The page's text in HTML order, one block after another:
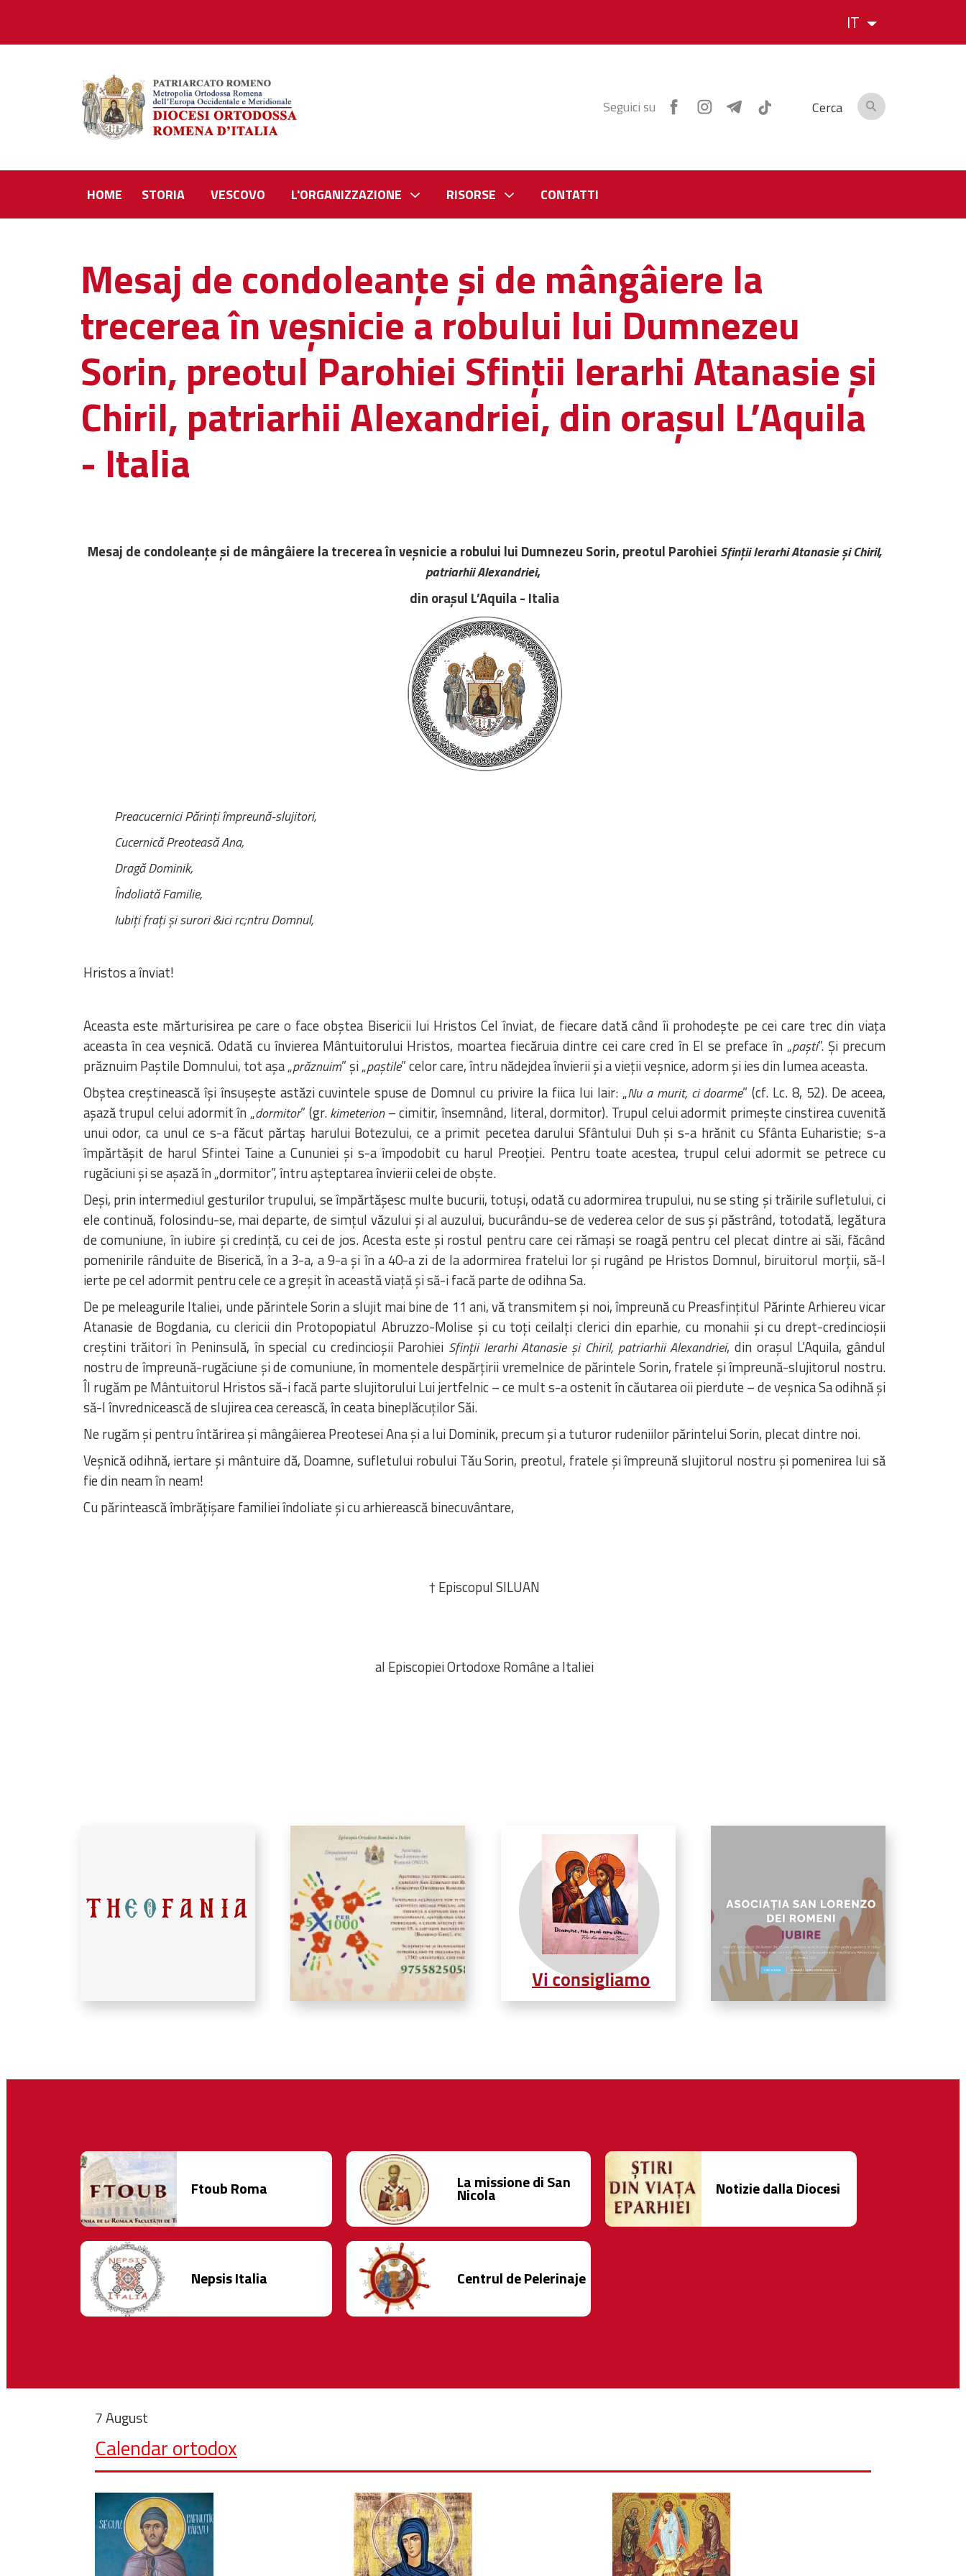
IT
Seguici su Cerca
HOME STORIA VESCOVO L'ORGANIZZAZIONE RISORSE CONTATTI
Mesaj de condoleanțe și de mângâiere la
trecerea în veșnicie a robului lui Dumnezeu
Sorin, preotul Parohiei Sfinții Ierarhi Atanasie și
Chiril, patriarhii Alexandriei, din orașul L’Aquila
- Italia
Mesaj de condoleanțe și de mângâiere la trecerea în veșnicie a robului lui Dumnezeu Sorin, preotul Parohiei Sfinții Ierarhi Atanasie și Chiril,
patriarhii Alexandriei,
din orașul L’Aquila - Italia
Preacucernici Părinți împreună-slujitori,
Cucernică Preoteasă Ana,
Dragă Dominik,
Îndoliată Familie,
Iubiți frați și surori &icirc;ntru Domnul,
Hristos a înviat!
Aceasta este mărturisirea pe care o face obștea Bisericii lui Hristos Cel înviat, de fiecare dată când îi prohodește pe cei care trec din viața
aceasta în cea veșnică. Odată cu învierea Mântuitorului Hristos, moartea fiecăruia dintre cei care cred în El se preface în „paști”. Și precum
prăznuim Paștile Domnului, tot așa „prăznuim” și „paștile” celor care, întru nădejdea învierii și a vieții veșnice, adorm și ies din lumea aceasta.
Obștea creștinească își însușește astăzi cuvintele spuse de Domnul cu privire la fiica lui Iair: „Nu a murit, ci doarme” (cf. Lc. 8, 52). De aceea,
așază trupul celui adormit în „dormitor” (gr.kimeterion– cimitir, însemnând, literal, dormitor). Trupul celui adormit primește cinstirea cuvenită
unui odor, ca unul ce s-a făcut părtaș harului Botezului, ce a primit pecetea darului Sfântului Duh și s-a hrănit cu Sfânta Euharistie; s-a
împărtășit de harul Sfintei Taine a Cununiei și s-a împodobit cu harul Preoției. Pentru toate acestea, trupul celui adormit se petrece cu
rugăciuni și se așază în „dormitor”, întru așteptarea învierii celei de obște.
Deși, prin intermediul gesturilor trupului, se împărtășesc multe bucurii, totuși, odată cu adormirea trupului, nu se sting și trăirile sufletului, ci
ele continuă, folosindu-se, mai departe, de simțul văzului și al auzului, bucurându-se de vederea celor de sus și păstrând, totodată, legătura
de comuniune, în iubire și credință, cu cei de jos. Acesta este și rostul pentru care cei rămași se roagă pentru cel plecat dintre ai săi, făcând
pomenirile rânduite de Biserică, în a 3-a, a 9-a și în a 40-a zi de la adormirea fratelui lor și rugând pe Hristos Domnul, biruitorul morții, să-l
ierte pe cel adormit pentru cele ce a greșit în această viață și să-i facă parte de odihna Sa.
De pe meleagurile Italiei, unde părintele Sorin a slujit mai bine de 11 ani, vă transmitem și noi, împreună cu Preasfințitul Părinte Arhiereu vicar
Atanasie de Bogdania, cu clericii din Protopopiatul Abruzzo-Molise și cu toți ceilalți clerici din eparhie, cu monahii și cu drept-credincioșii
creștini trăitori în Peninsulă, în special cu credincioșii Parohiei Sfinții Ierarhi Atanasie și Chiril, patriarhii Alexandriei, din orașul L’Aquila, gândul
nostru de împreună-rugăciune și de comuniune, în momentele despărțirii vremelnice de părintele Sorin, fratele și împreună-slujitorul nostru.
Îl rugăm pe Mântuitorul Hristos să-i facă parte slujitorului Lui jertfelnic – ce mult s-a ostenit în căutarea oii pierdute – de veșnica Sa odihnă și
să-l învrednicească de slujirea cea cerească, în ceata bineplăcuților Săi.
Ne rugăm și pentru întărirea și mângâierea Preotesei Ana și a lui Dominik, precum și a tuturor rudeniilor părintelui Sorin, plecat dintre noi.
Veșnică odihnă, iertare și mântuire dă, Doamne, sufletului robului Tău Sorin, preotul, fratele și împreună slujitorul nostru și pomenirea lui să
fie din neam în neam!
Cu părintească îmbrățișare familiei îndoliate și cu arhierească binecuvântare,
† Episcopul SILUAN
al Episcopiei Ortodoxe Române a Italiei
Ftoub Roma La missione di San
Nicola Notizie dalla Diocesi
Nepsis Italia Centrul de Pelerinaje
7 August
Calendar ortodox